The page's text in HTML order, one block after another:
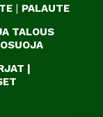
| PALAUTE
TALOUS
|